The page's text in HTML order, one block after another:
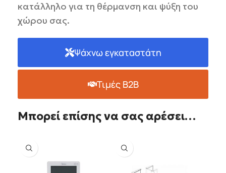
κατάλληλο για τη θέρμανση και ψύξη του
χώρου σας.
Ψάχνω εγκαταστάτη
Τιμές B2B
Μπορεί επίσης να σας αρέσει…